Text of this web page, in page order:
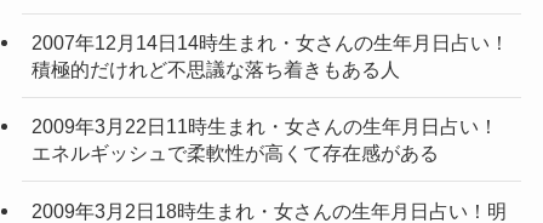
2007年12月14日14時生まれ・女さんの生年月日占い！
積極的だけれど不思議な落ち着きもある人
2009年3月22日11時生まれ・女さんの生年月日占い！
エネルギッシュで柔軟性が高くて存在感がある
2009年3月2日18時生まれ・女さんの生年月日占い！明